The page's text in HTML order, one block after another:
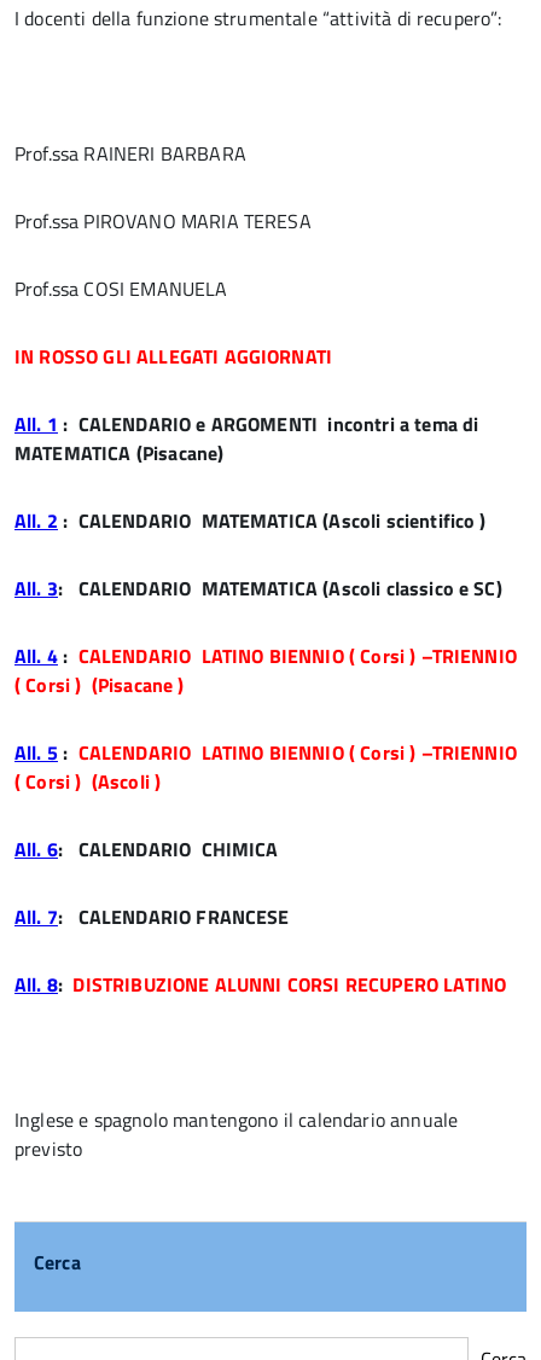
I docenti della funzione strumentale “attività di recupero”:
Prof.ssa RAINERI BARBARA
Prof.ssa PIROVANO MARIA TERESA
Prof.ssa COSI EMANUELA
IN ROSSO GLI ALLEGATI AGGIORNATI
All. 1 : CALENDARIO e ARGOMENTI incontri a tema di
MATEMATICA (Pisacane)
All. 2 : CALENDARIO MATEMATICA (Ascoli scientifico )
All. 3: CALENDARIO MATEMATICA (Ascoli classico e SC)
All. 4: CALENDARIO LATINO BIENNIO ( Corsi ) –TRIENNIO
( Corsi ) (Pisacane )
All. 5: CALENDARIO LATINO BIENNIO ( Corsi ) –TRIENNIO
( Corsi ) (Ascoli )
All. 6: CALENDARIO CHIMICA
All. 7: CALENDARIO FRANCESE
All. 8: DISTRIBUZIONE ALUNNI CORSI RECUPERO LATINO
Inglese e spagnolo mantengono il calendario annuale
previsto
Cerca